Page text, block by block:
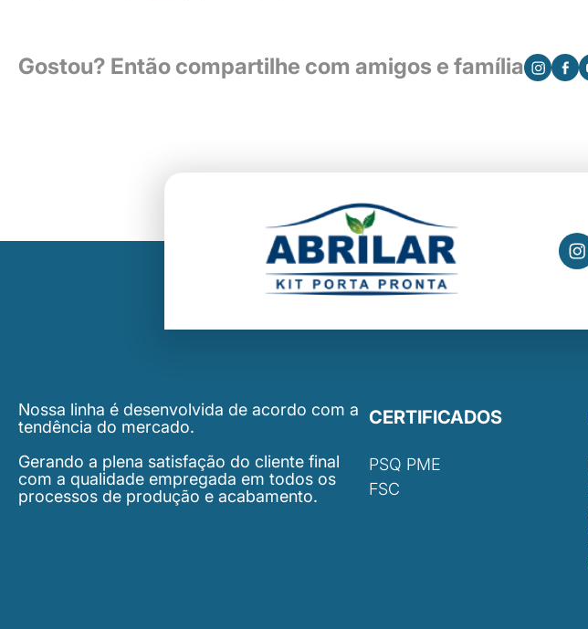
Gostou? Então compartilhe com amigos e família
Nossa linha é desenvolvida de acordo com a
tendência do mercado.
Gerando a plena satisfação do cliente final
com a qualidade empregada em todos os
processos de produção e acabamento.
CERTIFICADOS
PSQ PME
FSC